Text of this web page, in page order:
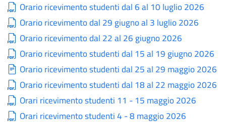
Orario ricevimento studenti dal 6 al 10 luglio 2026
Orario ricevimento dal 29 giugno al 3 luglio 2026
Orario ricevimento dal 22 al 26 giugno 2026
Orario ricevimento studenti dal 15 al 19 giugno 2026
Orario ricevimento studenti dal 25 al 29 maggio 2026
Orario ricevimento studenti dal 18 al 22 maggio 2026
Orari ricevimento studenti 11 - 15 maggio 2026
Orari ricevimento studenti 4 - 8 maggio 2026